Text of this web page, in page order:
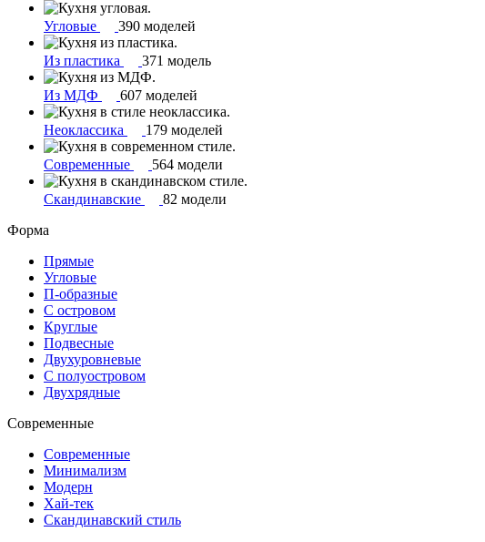
Угловые 390 моделей
Из пластика 371 модель
Из МДФ 607 моделей
Неоклассика 179 моделей
Современные 564 модели
Скандинавские
82 модели
Форма
Прямые
Угловые
П-образные
С островом
Круглые
Подвесные
Двухуровневые
С полуостровом
Двухрядные
Современные
Современные
Минимализм
Модерн
Хай-тек
Скандинавский стиль